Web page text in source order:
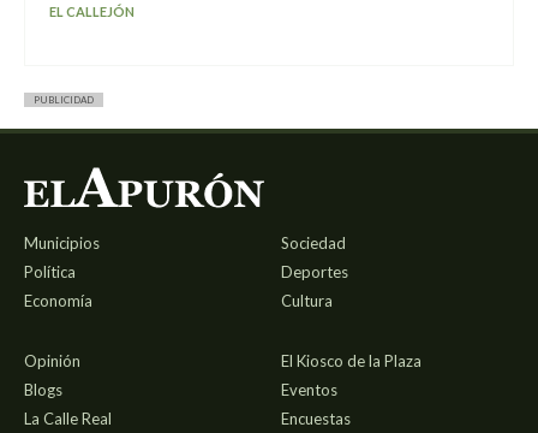
EL CALLEJÓN
PUBLICIDAD
Municipios
Política
Economía
Sociedad
Deportes
Cultura
Opinión
Blogs
La Calle Real
El Kiosco de la Plaza
Eventos
Encuestas